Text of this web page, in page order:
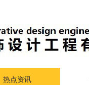
热点资讯